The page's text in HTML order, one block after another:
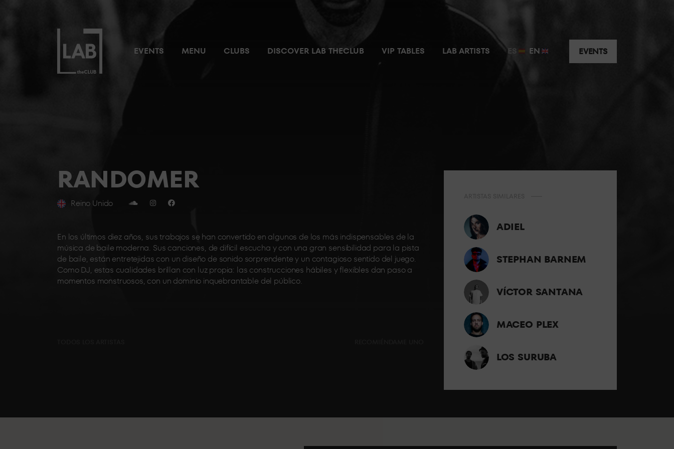
EVENTS MENU CLUBS DISCOVER LAB THECLUB VIP TABLES LAB ARTISTS ES EN EVENTS
RANDOMER
Reino Unido
En los últimos diez años, sus trabajos se han convertido en algunos de los más indispensables de la
música de baile moderna. Sus canciones, de difícil escucha y con una gran sensibilidad para la pista
de baile, están entretejidas con un diseño de sonido sorprendente y un contagioso sentido del juego.
Como DJ, estas cualidades brillan con luz propia: las construcciones hábiles y flexibles dan paso a
momentos monstruosos, con un dominio inquebrantable del público.
ADIEL
STEPHAN BARNEM
VÍCTOR SANTANA
MACEO PLEX
LOS SURUBA